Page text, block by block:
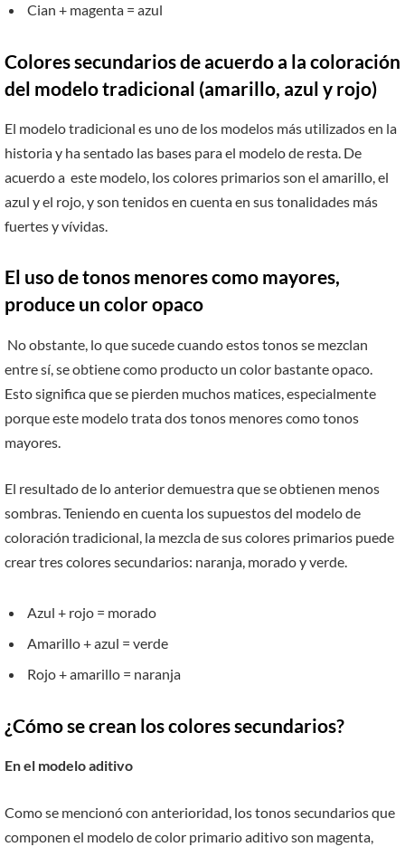
Cian + magenta = azul
Colores secundarios de acuerdo a la coloración
del modelo tradicional (amarillo, azul y rojo)
El modelo tradicional es uno de los modelos más utilizados en la
historia y ha sentado las bases para el modelo de resta. De
acuerdo a este modelo, los colores primarios son el amarillo, el
azul y el rojo, y son tenidos en cuenta en sus tonalidades más
fuertes y vívidas.
El uso de tonos menores como mayores,
produce un color opaco
No obstante, lo que sucede cuando estos tonos se mezclan
entre sí, se obtiene como producto un color bastante opaco.
Esto significa que se pierden muchos matices, especialmente
porque este modelo trata dos tonos menores como tonos
mayores.
El resultado de lo anterior demuestra que se obtienen menos
sombras. Teniendo en cuenta los supuestos del modelo de
coloración tradicional, la mezcla de sus colores primarios puede
crear tres colores secundarios: naranja, morado y verde.
Azul + rojo = morado
Amarillo + azul = verde
Rojo + amarillo = naranja
¿Cómo se crean los colores secundarios?
En el modelo aditivo
Como se mencionó con anterioridad, los tonos secundarios que
componen el modelo de color primario aditivo son magenta,